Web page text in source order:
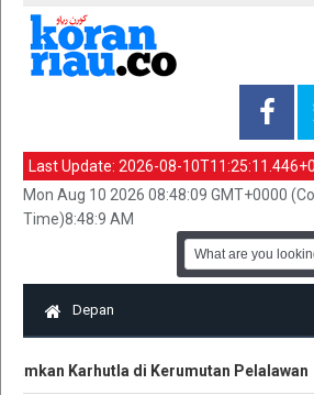
Last Update: 2026-08-
Mon Aug 10 2026 08:48:09 GMT+0000
Time)8:48:9 AM
Depan
Karhutla di Kerumutan Pelalawan